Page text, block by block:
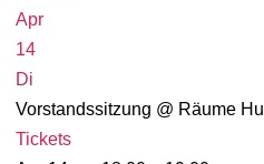
Apr
14
Di
Vorstandssitzung @ Räume
Tickets